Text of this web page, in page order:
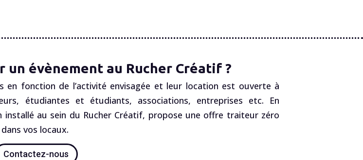
un évènement au Rucher Créatif ?
en fonction de l’activité envisagée et leur location est ouverte à
étudiantes et étudiants, associations, entreprises etc. En
installé au sein du Rucher Créatif, propose une offre traiteur zéro
vos locaux.
Contactez-nous